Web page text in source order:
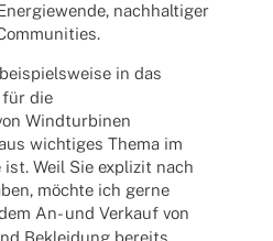
nach­hal­ti­ger
in das
für die
Wind­tur­bi­nen
wich­ti­ges Thema im
Weil Sie expli­zit nach
möchte ich gerne
An- und Verkauf von
Beklei­dung bereits